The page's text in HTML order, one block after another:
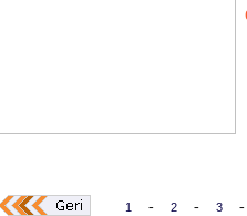
1 - 2 - 3 -